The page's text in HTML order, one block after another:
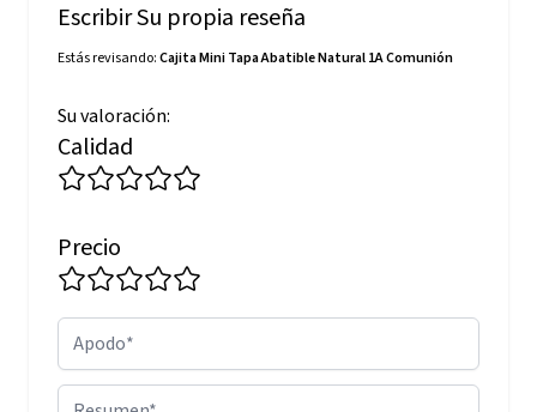
Escribir Su propia reseña
Estás revisando:Cajita Mini Tapa Abatible Natural 1A Comunión
Su valoración:
Calidad
Precio
Apodo
Resumen